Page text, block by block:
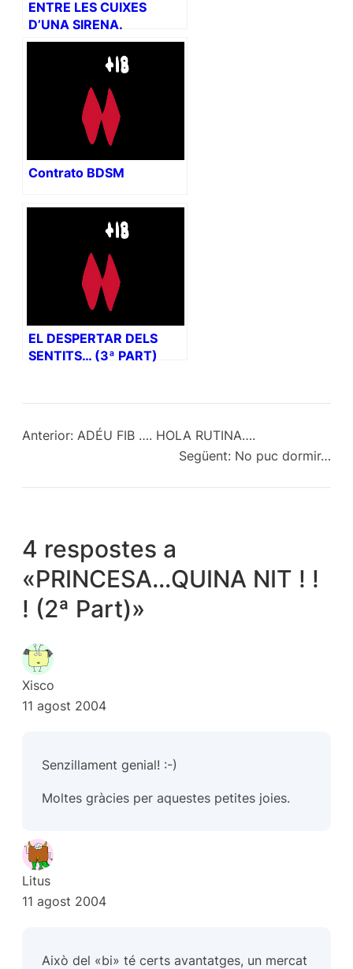
ENTRE LES CUIXES
D’UNA SIRENA.
Contrato BDSM
EL DESPERTAR DELS
SENTITS… (3ª PART)
Anterior: ADÉU FIB …. HOLA RUTINA….
Següent: No puc dormir…
4 respostes a
«PRINCESA…QUINA NIT ! !
! (2ª Part)»
Xisco
11 agost 2004
Senzillament genial! :-)
Moltes gràcies per aquestes petites joies.
Litus
11 agost 2004
Això del «bi» té certs avantatges, un mercat